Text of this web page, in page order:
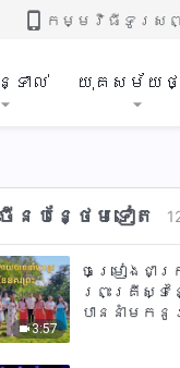
កម្មវិធី​ទូរសព្
ទាល់ យុគសម័យ
រើនបន្ថែម​ទៀត​
ចិត្តណាដែល
ព្រះហឫទ័យ
ការសរសើ
របស់ព្រះជ
បានគេលើកត
4:04
ជំនុំជម្រះ​រ
ម្ចាស់លើ​​ប្រ
ជាតិ​ដ៏​ច្រើនអ
ការសរសើ
3:57
ចម្រៀងជាក្
ព្រះគ្រីស្ទ
បាននាំមក